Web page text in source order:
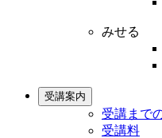
みせる
受講案内
受講まで
受講料